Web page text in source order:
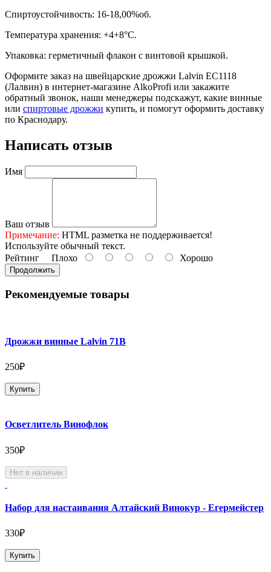
Спиртоустойчивость: 16-18,00%об.
Температура хранения: +4+8°С.
Упаковка: герметичный флакон с винтовой крышкой.
Оформите заказ на швейцарские дрожжи Lalvin EC1118
(Лалвин) в интернет-магазине AlkoProfi или закажите
обратный звонок, наши менеджеры подскажут, какие винные
или спиртовые дрожжи купить, и помогут оформить доставку
по Краснодару.
Написать отзыв
Имя
Ваш отзыв
Примечание: HTML разметка не поддерживается!
Используйте обычный текст.
Рейтинг Плохо Хорошо
Продолжить
Рекомендуемые товары
Дрожжи винные Lalvin 71B
250₽
Купить
Осветлитель Винофлок
350₽
Нет в наличии
Набор для настаивания Алтайский Винокур - Егермейстер
330₽
Купить